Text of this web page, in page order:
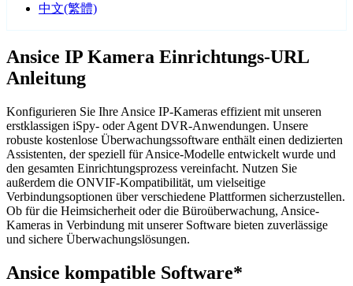
中文(繁體)
Ansice IP Kamera Einrichtungs-URL
Anleitung
Konfigurieren Sie Ihre Ansice IP-Kameras effizient mit unseren
erstklassigen iSpy- oder Agent DVR-Anwendungen. Unsere
robuste kostenlose Überwachungssoftware enthält einen dedizierten
Assistenten, der speziell für Ansice-Modelle entwickelt wurde und
den gesamten Einrichtungsprozess vereinfacht. Nutzen Sie
außerdem die ONVIF-Kompatibilität, um vielseitige
Verbindungsoptionen über verschiedene Plattformen sicherzustellen.
Ob für die Heimsicherheit oder die Büroüberwachung, Ansice-
Kameras in Verbindung mit unserer Software bieten zuverlässige
und sichere Überwachungslösungen.
Ansice kompatible Software*